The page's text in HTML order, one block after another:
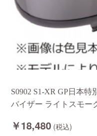
S0902 S1-XR GP日本
バイザー ライトスモー
￥18,480 (税込)